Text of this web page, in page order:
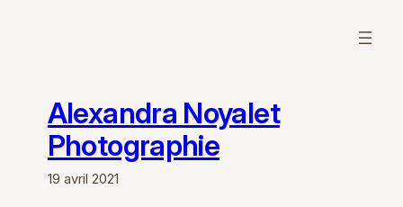
Alexandra Noyalet
Photographie
19 avril 2021